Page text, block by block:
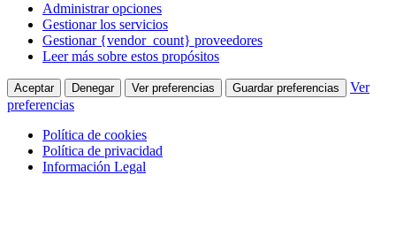
Administrar opciones
Gestionar los servicios
Gestionar {vendor_count} proveedores
Leer más sobre estos propósitos
Aceptar Denegar Ver preferencias Guardar preferencias
Ver
preferencias
Política de cookies
Política de privacidad
Información Legal